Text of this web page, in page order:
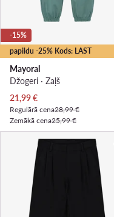
papildu -25% Kods: LAST
-15%
Mayoral
Džogeri · Zaļš
Pašreizējā cena
21,99€
Regulārā cena28,99 €
Zemākā cena25,99 €